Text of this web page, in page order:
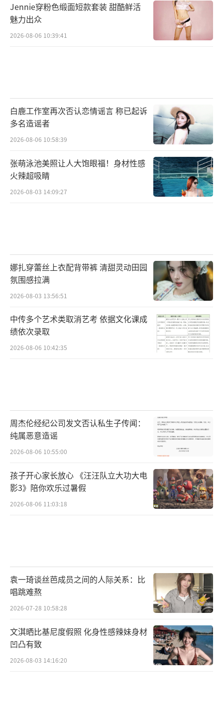
Jennie穿粉色缎面短款套装 甜酷鲜活
魅力出众
2026-08-06 10:39:41
白鹿工作室再次否认恋情谣言 称已起诉
多名造谣者
2026-08-06 10:58:39
张萌泳池美照让人大饱眼福！身材性感
火辣超吸睛
2026-08-03 14:09:27
娜扎穿蕾丝上衣配背带裤 清甜灵动田园
氛围感拉满
2026-08-03 13:56:51
中传多个艺术类取消艺考 依据文化课成
绩依次录取
2026-08-06 10:42:35
周杰伦经纪公司发文否认私生子传闻：
纯属恶意造谣
2026-08-06 10:55:00
孩子开心家长放心 《汪汪队立大功大电
影3》陪你欢乐过暑假
2026-08-06 11:03:18
袁一琦谈丝芭成员之间的人际关系：比
唱跳难熬
2026-07-28 10:58:28
文淇晒比基尼度假照 化身性感辣妹身材
凹凸有致
2026-08-03 14:16:20